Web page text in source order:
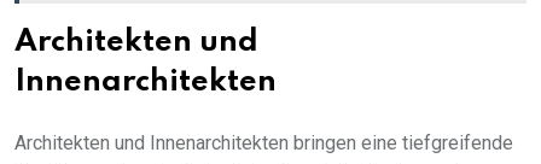
Architekten und
Innenarchitekten
Architekten und Innenarchitekten bringen eine tiefgreifende